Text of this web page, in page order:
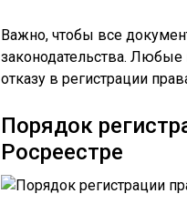
Важно, чтобы все
законодательства. Любые
отказу в регистрации
Порядок
Росреестре